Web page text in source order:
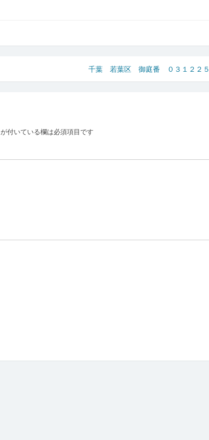
千葉 若葉区 御庭番 ０３１２２５
が付いている欄は必須項目です